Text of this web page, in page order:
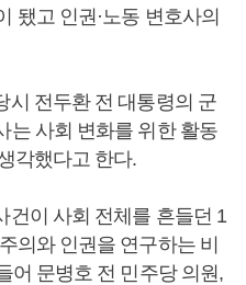
됐고 인권·노동 변호사의
시 전두환 전 대통령의 군
는 사회 변화를 위한 활동
각했다고 한다.
건이 사회 전체를 흔들던 1
의와 인권을 연구하는 비
어 문병호 전 민주당 의원,